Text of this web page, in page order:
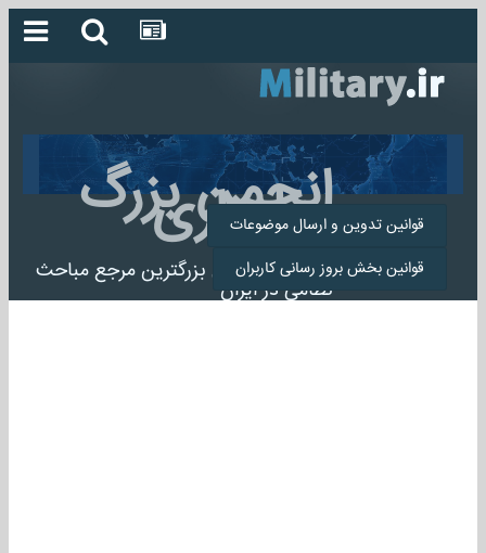
انجمن بزرگ
میلیتاری
انجمن میلیتاری بزرگترین مرجع مباحث
نظامی در ایران
قوانین تدوین و ارسال موضوعات
قوانین بخش بروز رسانی کاربران